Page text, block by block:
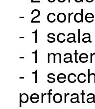
- 2
- 1
- 1
- 1